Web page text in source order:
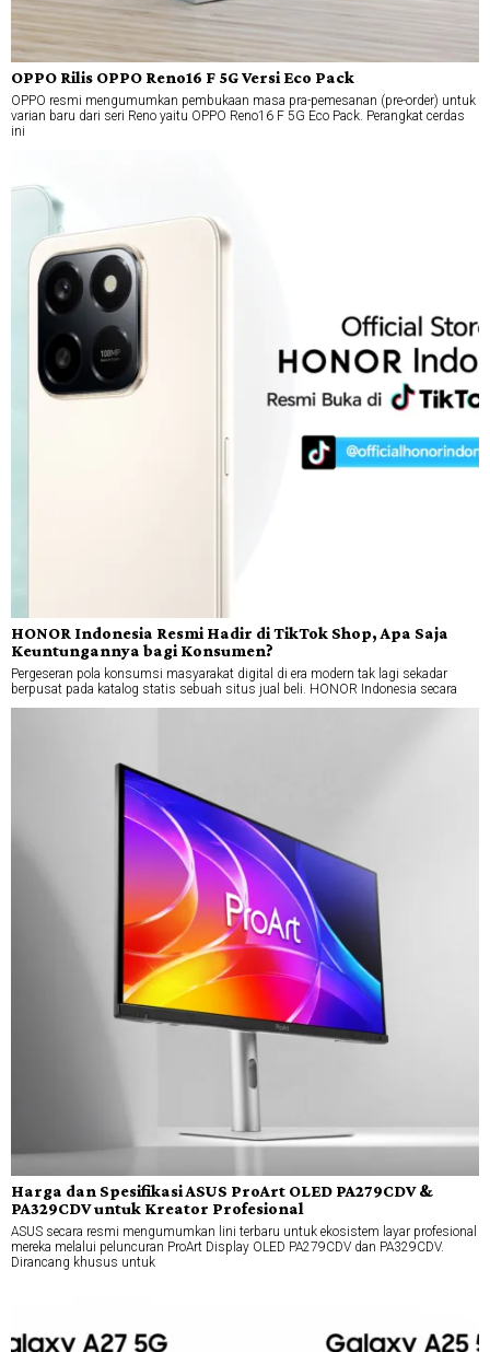
OPPO Rilis OPPO Reno16 F 5G Versi Eco Pack
OPPO resmi mengumumkan pembukaan masa pra-pemesanan (pre-order) untuk
varian baru dari seri Reno yaitu OPPO Reno16 F 5G Eco Pack. Perangkat cerdas
ini
HONOR Indonesia Resmi Hadir di TikTok Shop, Apa Saja
Keuntungannya bagi Konsumen?
Pergeseran pola konsumsi masyarakat digital di era modern tak lagi sekadar
berpusat pada katalog statis sebuah situs jual beli. HONOR Indonesia secara
Harga dan Spesifikasi ASUS ProArt OLED PA279CDV &
PA329CDV untuk Kreator Profesional
ASUS secara resmi mengumumkan lini terbaru untuk ekosistem layar profesional
mereka melalui peluncuran ProArt Display OLED PA279CDV dan PA329CDV.
Dirancang khusus untuk